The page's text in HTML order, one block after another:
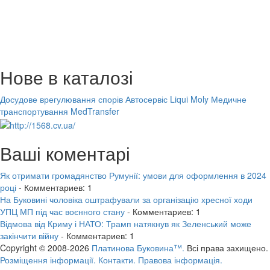
Нове в каталозі
Досудове врегулювання спорів Автосервіс Liqui Moly Медичне
транспортування MedTransfer
Ваші коментарі
Як отримати громадянство Румунії: умови для оформлення в 2024
році - Комментариев: 1
На Буковині чоловіка оштрафували за організацію хресної ходи
УПЦ МП під час воєнного стану - Комментариев: 1
Відмова від Криму і НАТО: Трамп натякнув як Зеленський може
закінчити війну - Комментариев: 1
Copyright © 2008-2026 Платинова Буковина™. Всі права захищено.
Розміщення інформації. Контакти. Правова інформація.